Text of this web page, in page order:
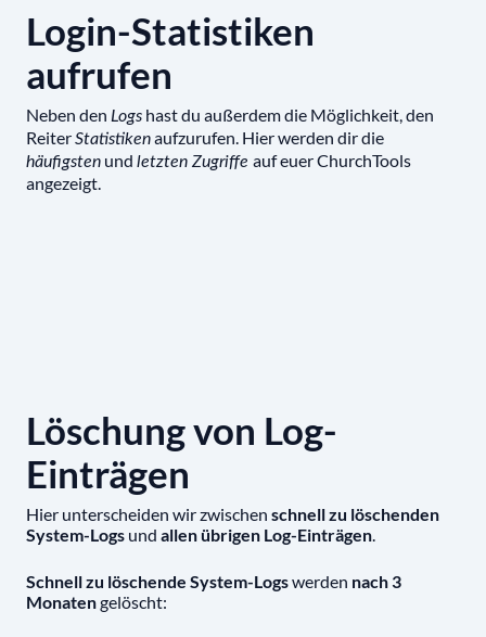
Login-Statistiken
aufrufen
Neben den Logs hast du außerdem die Möglichkeit, den
ReiterStatistikenaufzurufen. Hier werden dir die
häufigsten und letzten Zugriffe auf euer ChurchTools
angezeigt.
Löschung von Log-
Einträgen
Hier unterscheiden wir zwischen schnell zu löschenden
System-Logs und allen übrigen Log-Einträgen.
Schnell zu löschende System-Logswerden nach 3
Monatengelöscht: